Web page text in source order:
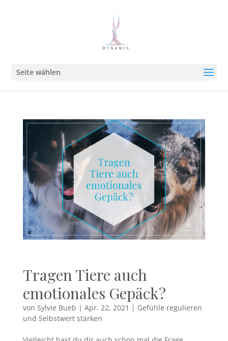
Seite wählen
Tragen Tiere auch
emotionales Gepäck?
von Sylvie Bueb | Apr. 22, 2021 | Gefühle regulieren
und Selbstwert stärken